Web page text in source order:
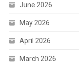
June 2026
May 2026
April 2026
March 2026